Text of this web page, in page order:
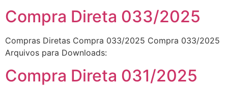
Compra Direta 033/2025
Compras Diretas Compra 033/2025 Compra 033/2025
Arquivos para Downloads:
Compra Direta 031/2025